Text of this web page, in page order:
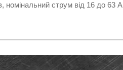
номінальний струм від 16 до 63